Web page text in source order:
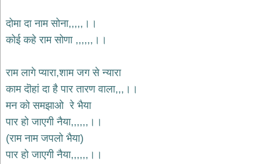
भजन
ganesh
bhajans
राम
भजन
raam
गुरुदेव
gurudev
bhajans
दोमा दा नाम सोना,,,,,।।
कोई कहे राम सोणा ,,,,,,।।
राम लागे प्यारा,शाम जग से न्यारा
काम दॊहां दा है पार तारण वाला,,,।।
मन को समझाओ रे भैया
पार हो जाएगी नैया,,,,,,।।
(राम नाम जपलो भैया)
पार हो जाएगी नैया,,,,,,।।